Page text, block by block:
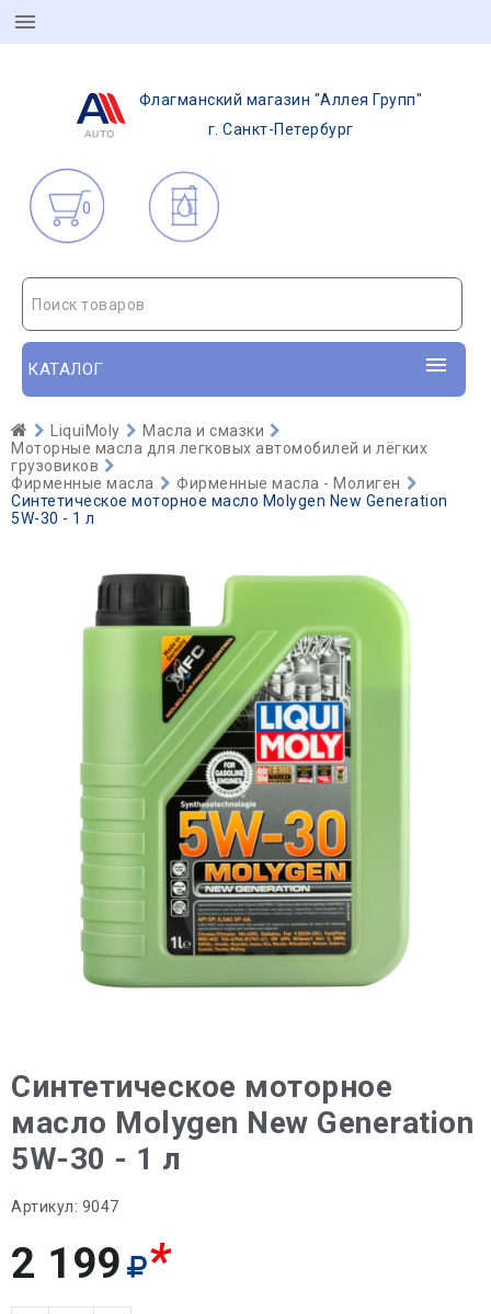
Флагманский магазин "Аллея Групп"
г. Санкт-Петербург
0
Поиск товаров
КАТАЛОГ
LiquiMoly
Масла и смазки
Моторные масла для легковых автомобилей и лёгких
грузовиков
Фирменные масла
Фирменные масла - Молиген
Синтетическое моторное масло Molygen New Generation
5W-30 - 1 л
Синтетическое моторное
масло Molygen New Generation
5W-30 - 1 л
Артикул: 9047
2 199 *